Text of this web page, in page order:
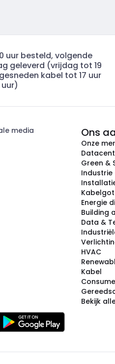
uur besteld, volgende
geleverd (vrijdag tot 19
kabel tot 17 uur
uur)
media Ons
Onze
Green &
Industrie
Energie
Building
Data &
HVAC
Kabel
Bekijk